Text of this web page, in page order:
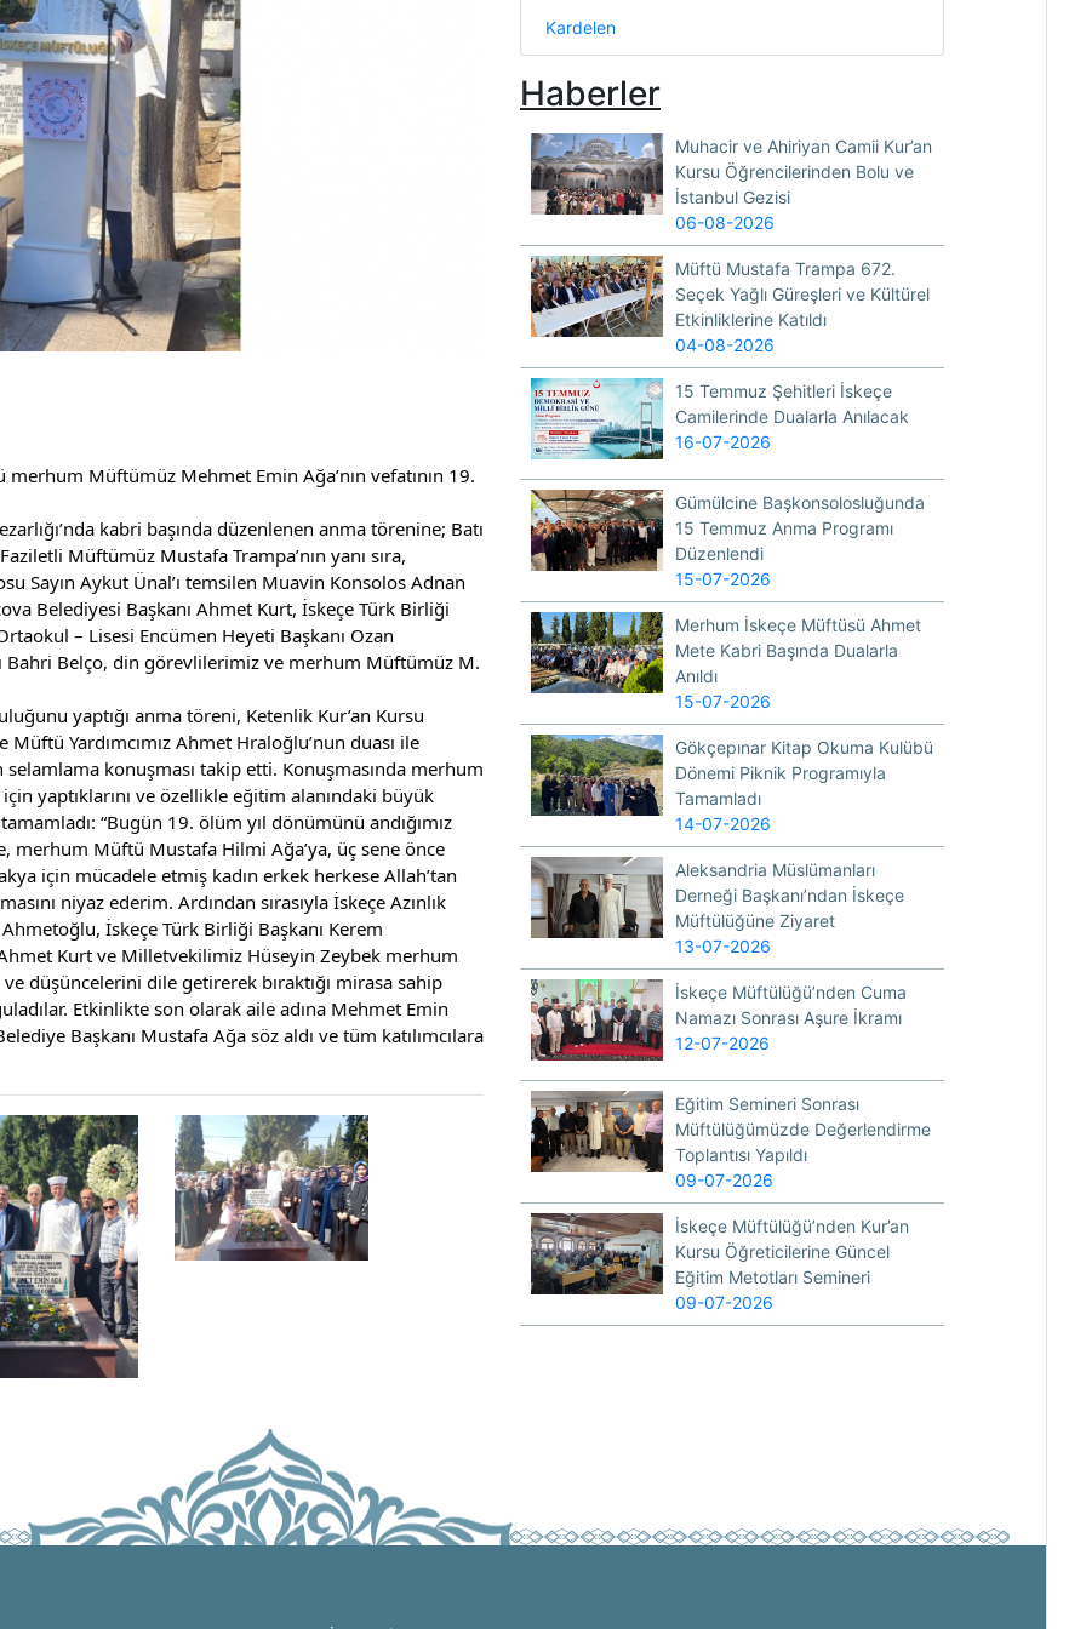
Müftümüz Mehmet Emin Ağa’nın vefatının 19.
kabri başında düzenlenen anma törenine; Batı
Müftümüz Mustafa Trampa’nın yanı sıra,
Sayın Aykut Ünal’ı temsilen Muavin Konsolos Adnan
Belediyesi Başkanı Ahmet Kurt, İskeçe Türk Birliği
– Lisesi Encümen Heyeti Başkanı Ozan
Bahri Belço, din görevlilerimiz ve merhum Müftümüz M.
yaptığı anma töreni, Ketenlik Kur’an Kursu
Müftü Yardımcımız Ahmet Hraloğlu’nun duası ile
selamlama konuşması takip etti. Konuşmasında merhum
yaptıklarını ve özellikle eğitim alanındaki büyük
“Bugün 19. ölüm yıl dönümünü andığımız
merhum Müftü Mustafa Hilmi Ağa’ya, üç sene önce
için mücadele etmiş kadın erkek herkese Allah’tan
niyaz ederim. Ardından sırasıyla İskeçe Azınlık
İskeçe Türk Birliği Başkanı Kerem
Kurt ve Milletvekilimiz Hüseyin Zeybek merhum
düşüncelerini dile getirerek bıraktığı mirasa sahip
Etkinlikte son olarak aile adına Mehmet Emin
Başkanı Mustafa Ağa söz aldı ve tüm katılımcılara
Kardelen
Haberler
Muhacir ve Ahiriyan Camii Kur’an
Kursu Öğrencilerinden Bolu ve
İstanbul Gezisi
06-08-2026
Müftü Mustafa Trampa 672.
Seçek Yağlı Güreşleri ve Kültürel
Etkinliklerine Katıldı
04-08-2026
15 Temmuz Şehitleri İskeçe
Camilerinde Dualarla Anılacak
16-07-2026
Gümülcine Başkonsolosluğunda
15 Temmuz Anma Programı
Düzenlendi
15-07-2026
Merhum İskeçe Müftüsü Ahmet
Mete Kabri Başında Dualarla
Anıldı
15-07-2026
Gökçepınar Kitap Okuma Kulübü
Dönemi Piknik Programıyla
Tamamladı
14-07-2026
Aleksandria Müslümanları
Derneği Başkanı’ndan İskeçe
Müftülüğüne Ziyaret
13-07-2026
İskeçe Müftülüğü’nden Cuma
Namazı Sonrası Aşure İkramı
12-07-2026
Eğitim Semineri Sonrası
Müftülüğümüzde Değerlendirme
Toplantısı Yapıldı
09-07-2026
İskeçe Müftülüğü’nden Kur’an
Kursu Öğreticilerine Güncel
Eğitim Metotları Semineri
09-07-2026